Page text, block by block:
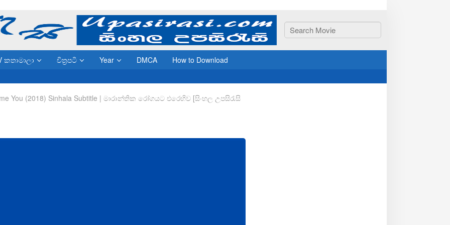
කතාමාලා චිත්‍රපටි Year DMCA How to Download
You (2018) Sinhala Subtitle | මාරාන්තික රෝගයට එරෙහිව [සිංහල උපසිරැසි